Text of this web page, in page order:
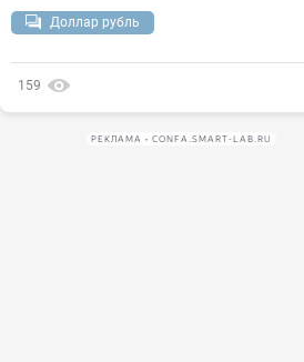
Доллар рубль
159
РЕКЛАМА • CONFA.SMART-LAB.RU